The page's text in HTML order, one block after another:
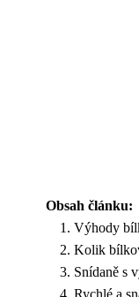
Obsah článku:
Výhody
Kolik
Snídaně s